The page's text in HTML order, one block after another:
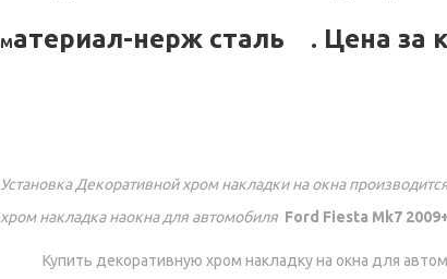
Материал-нерж сталь . Цена за
Установка Декоративной хром накладки на окна
хром накладка наокна для автомобиля Ford Fiesta Mk7
Купить декоративную хром накладку на окна для